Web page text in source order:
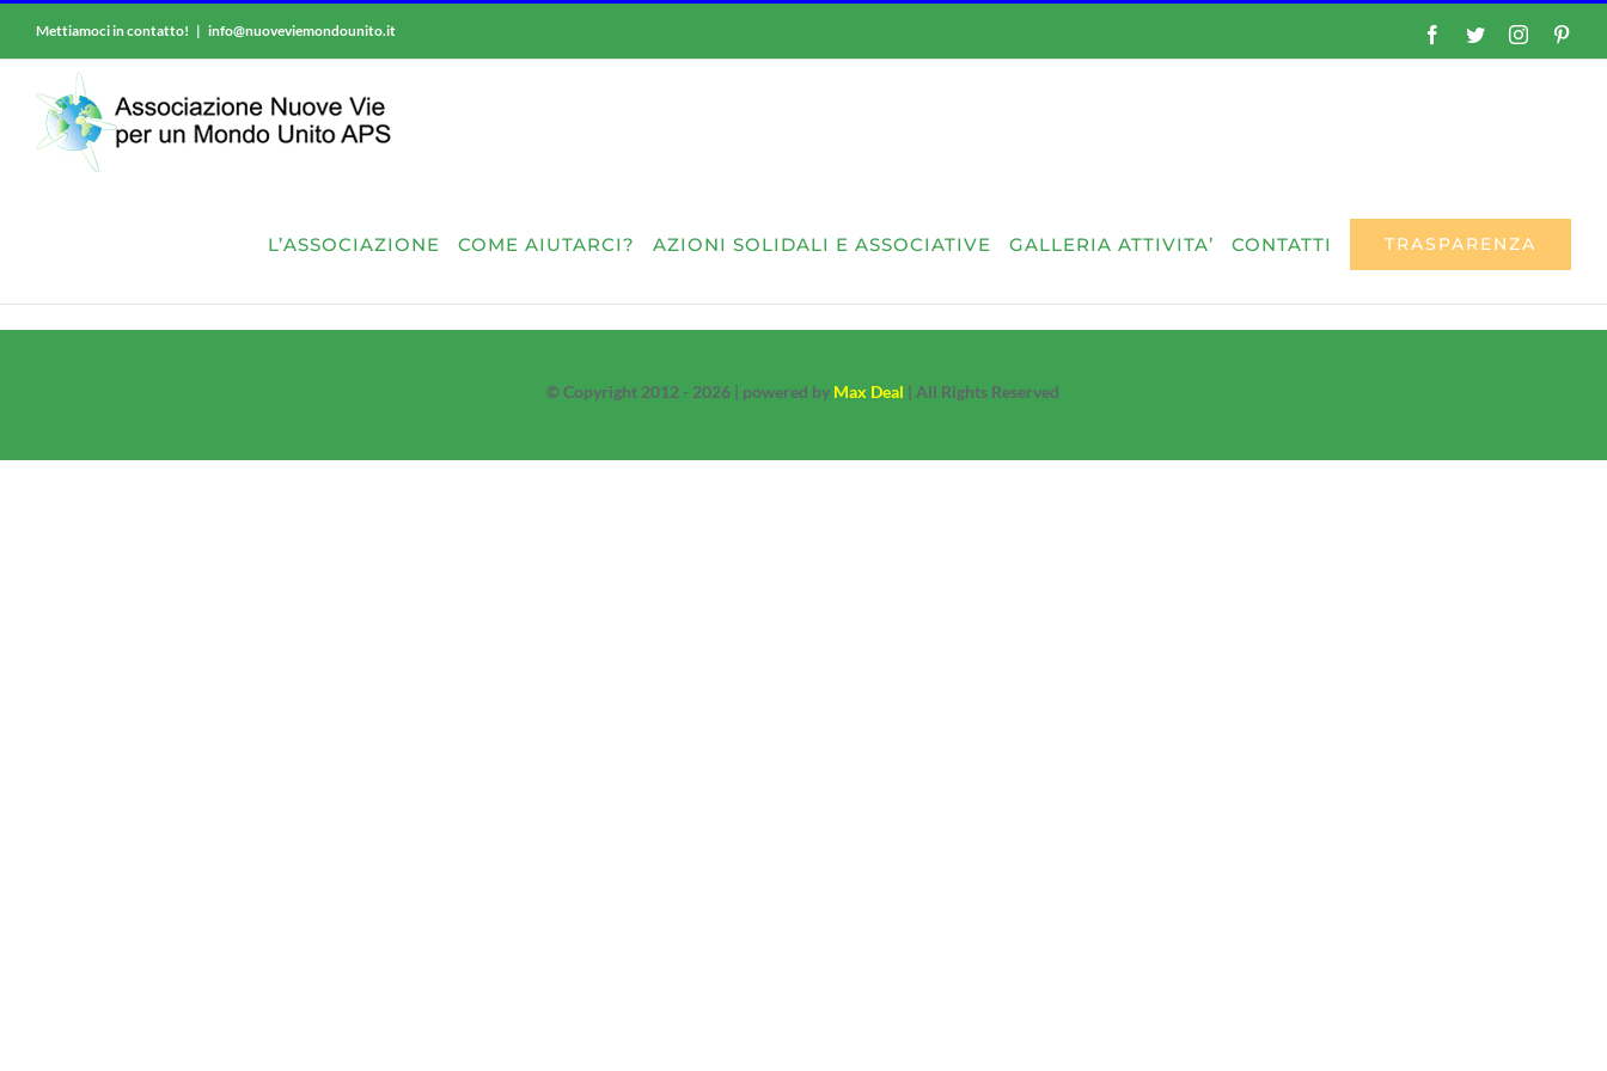
al
contenuto
Mettiamoci in contatto! | info@nuoveviemondounito.it Facebook
TwitterInstagram
L’ASSOCIAZIONE COME AIUTARCI? AZIONI SOLIDALI E ASSOCIATIVE GALLERIA ATTIVITA’ CONTATTI TRASPARENZA
© Copyright 2012 - 2026 | powered by Max Deal | All Rights Reserved